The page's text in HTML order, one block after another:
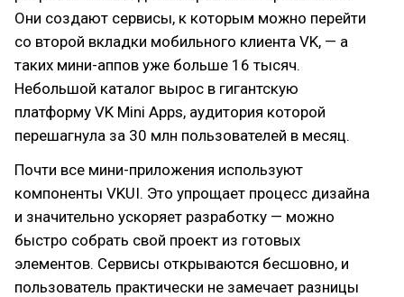
Они создают сервисы, к которым можно перейти
со второй вкладки мобильного клиента VK, — а
таких мини-аппов уже больше 16 тысяч.
Небольшой каталог вырос в гигантскую
платформу VK Mini Apps, аудитория которой
перешагнула за 30 млн пользователей в месяц.
Почти все мини-приложения используют
компоненты VKUI. Это упрощает процесс дизайна
и значительно ускоряет разработку — можно
быстро собрать свой проект из готовых
элементов. Сервисы открываются бесшовно, и
пользователь практически не замечает разницы